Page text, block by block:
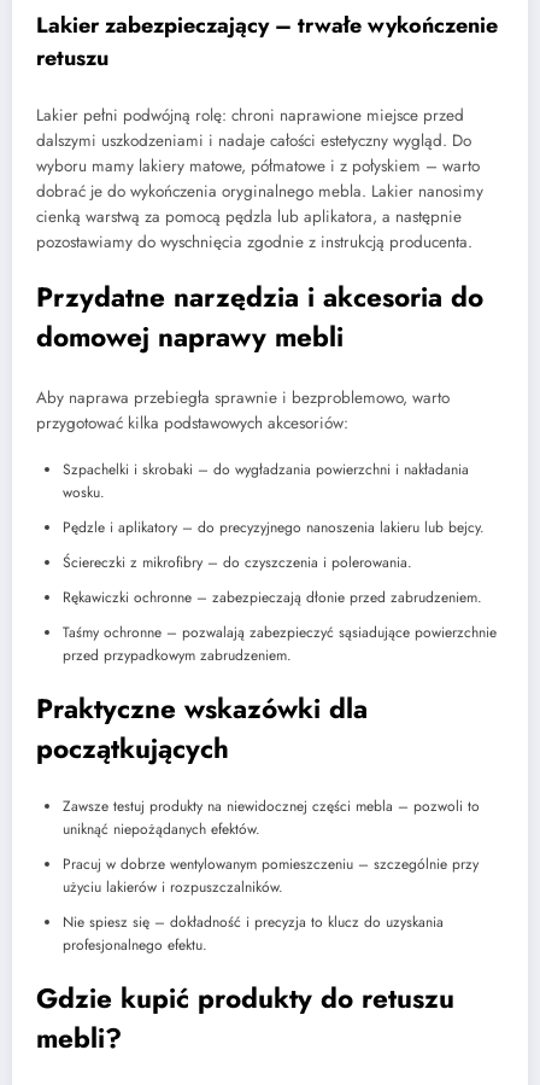
Lakier zabezpieczający – trwałe wykończenie
retuszu
Lakier pełni podwójną rolę: chroni naprawione miejsce przed
dalszymi uszkodzeniami i nadaje całości estetyczny wygląd. Do
wyboru mamy lakiery matowe, półmatowe i z połyskiem – warto
dobrać je do wykończenia oryginalnego mebla. Lakier nanosimy
cienką warstwą za pomocą pędzla lub aplikatora, a następnie
pozostawiamy do wyschnięcia zgodnie z instrukcją producenta.
Przydatne narzędzia i akcesoria do
domowej naprawy mebli
Aby naprawa przebiegła sprawnie i bezproblemowo, warto
przygotować kilka podstawowych akcesoriów:
Szpachelki i skrobaki – do wygładzania powierzchni i nakładania
wosku.
Pędzle i aplikatory – do precyzyjnego nanoszenia lakieru lub bejcy.
Ściereczki z mikrofibry – do czyszczenia i polerowania.
Rękawiczki ochronne – zabezpieczają dłonie przed zabrudzeniem.
Taśmy ochronne – pozwalają zabezpieczyć sąsiadujące powierzchnie
przed przypadkowym zabrudzeniem.
Praktyczne wskazówki dla
początkujących
Zawsze testuj produkty na niewidocznej części mebla – pozwoli to
uniknąć niepożądanych efektów.
Pracuj w dobrze wentylowanym pomieszczeniu – szczególnie przy
użyciu lakierów i rozpuszczalników.
Nie spiesz się – dokładność i precyzja to klucz do uzyskania
profesjonalnego efektu.
Gdzie kupić produkty do retuszu
mebli?